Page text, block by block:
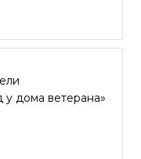
дома ветерана»